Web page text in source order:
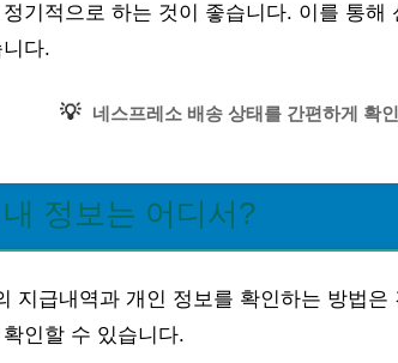
기적으로 하는 것이 좋습니다. 이를 통
다.
💡 네스프레소 배송 상태를 간편하게 확
정보는 어디서?
지급내역과 개인 정보를 확인하는 방법
인할 수 있습니다.